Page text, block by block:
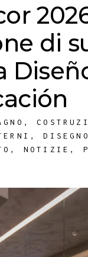
di
,
,DISEGNO
, NOTIZIE ,